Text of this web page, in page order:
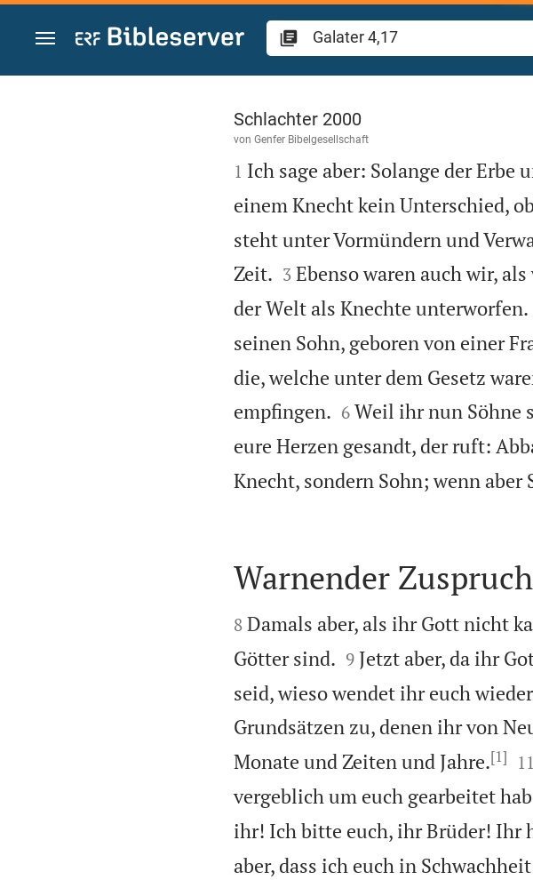
Zum Inhalt springen
Galater 4
Schlachter 2000
von Genfer Bibelgesellschaft

1 Ich sage aber: Solange der
einem Knecht kein Unterschied,
steht unter Vormündern und
Zeit.
3 Ebenso waren auch wir,
der Welt als Knechte unterworfen.
seinen Sohn, geboren von einer
die, welche unter dem Gesetz
empfingen.
6 Weil ihr nun Söhne
eure Herzen gesandt, der ruft:
Knecht, sondern Sohn; wenn

Warnender

8 Damals aber, als ihr Gott nicht
Götter sind.
9 Jetzt aber, da ihr
seid, wieso wendet ihr euch
Grundsätzen zu, denen ihr von
Monate und Zeiten und Jahre.[1]
11
vergeblich um euch gearbeitet
ihr! Ich bitte euch, ihr Brüder! Ihr
aber, dass ich euch in